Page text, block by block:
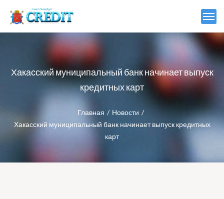
Хакасский муниципальный банк начинает выпуск
кредитных карт
Главная
Новости
Хакасский муниципальный банк начинает выпуск кредитных
карт